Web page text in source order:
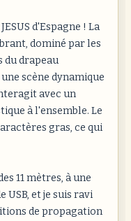
d'Espagne ! La
dominé par les
du drapeau
scène dynamique
avec un
à l'ensemble. Le
gras, ce qui
11 mètres, à une
USB, et je suis ravi
de propagation